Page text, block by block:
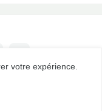
votre expérience.